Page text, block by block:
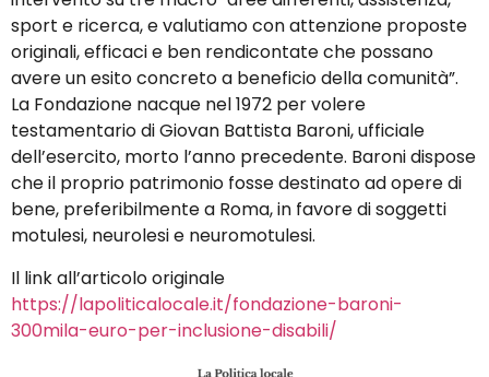
sport e ricerca, e valutiamo con attenzione proposte
originali, efficaci e ben rendicontate che possano
avere un esito concreto a beneficio della comunità”.
La Fondazione nacque nel 1972 per volere
testamentario di Giovan Battista Baroni, ufficiale
dell’esercito, morto l’anno precedente. Baroni dispose
che il proprio patrimonio fosse destinato ad opere di
bene, preferibilmente a Roma, in favore di soggetti
motulesi, neurolesi e neuromotulesi.
Il link all’articolo originale
https://lapoliticalocale.it/fondazione-baroni-
300mila-euro-per-inclusione-disabili/